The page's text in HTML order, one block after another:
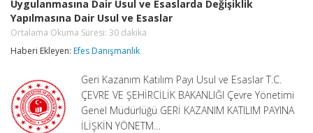
Payına
İlişkin
Yönetmeliğin
Dair
Esaslarda
Değişiklik
Yapılmasına
Uygulanmasına Dair Usul ve Esaslarda Değişiklik
Yapılmasına Dair Usul ve Esaslar
Ortalama Okuma Süresi: 30 dakika
Haberi Ekleyen: Efes Danışmanlık
Geri Kazanım Katılım Payı Usul ve Esaslar T.C.
ÇEVRE VE ŞEHİRCİLİK BAKANLIĞI Çevre Yönetimi
Genel Müdürlüğü GERİ KAZANIM KATILIM PAYINA
İLİŞKİN YÖNETM…